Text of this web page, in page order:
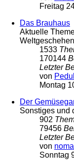
Freitag
Das Brauhaus
Aktuelle
1533
170144
Letzter
von
Montag
Der
Sonstiges und
902
79456
Letzter
von
Sonntag